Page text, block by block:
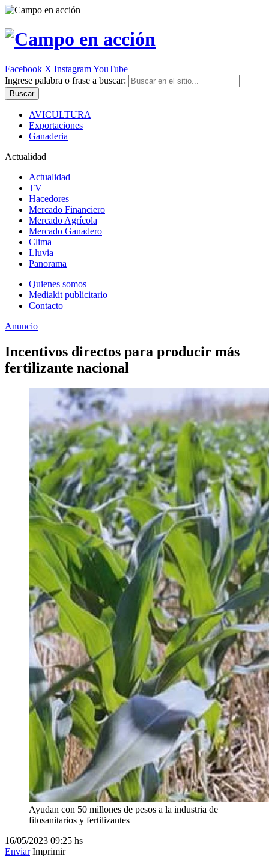
Facebook X InstagramYouTube
Ingrese palabra o frase a buscar:
AVICULTURA
Exportaciones
Ganaderia
Actualidad
Actualidad
TV
Hacedores
Mercado Financiero
Mercado Agrícola
Mercado Ganadero
Clima
Lluvia
Panorama
Quienes somos
Mediakit publicitario
Contacto
Anuncio
Incentivos directos para producir más
fertilizante nacional
Ayudan con 50 millones de pesos a la industria de
fitosanitarios y fertilizantes
16/05/2023 09:25 hs
Enviar Imprimir